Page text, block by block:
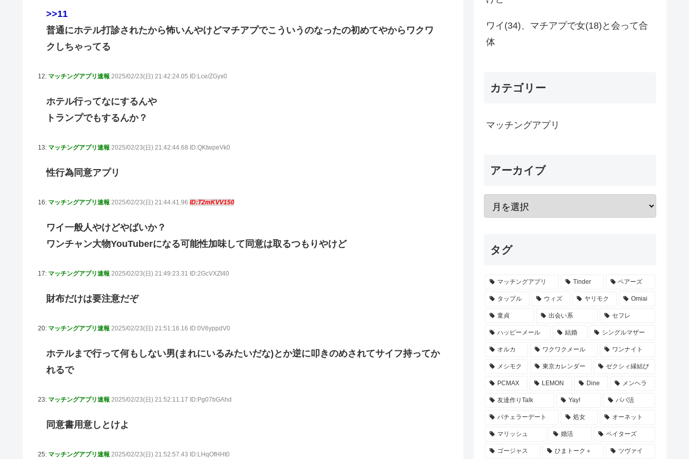
>>11
普通にホテル打診されたから怖いんやけどマチアプでこういうのなったの初めてやからワクワ
クしちゃってる
12: マッチングアプリ速報 2025/02/23(日) 21:42:24.05 ID:Lce/ZGyx0
ホテル行ってなにするんや
トランプでもするんか？
13: マッチングアプリ速報 2025/02/23(日) 21:42:44.68 ID:QKtwpeVk0
性行為同意アプリ
16: マッチングアプリ速報 2025/02/23(日) 21:44:41.96 ID:T2mKVV150
ワイ一般人やけどやばいか？
ワンチャン大物YouTuberになる可能性加味して同意は取るつもりやけど
17: マッチングアプリ速報 2025/02/23(日) 21:49:23.31 ID:2GcVXZt40
財布だけは要注意だぞ
20: マッチングアプリ速報 2025/02/23(日) 21:51:16.16 ID:0V6yppdV0
ホテルまで行って何もしない男(まれにいるみたいだな)とか逆に叩きのめされてサイフ持ってか
れるで
23: マッチングアプリ速報 2025/02/23(日) 21:52:11.17 ID:Pg07bGAhd
同意書用意しとけよ
25: マッチングアプリ速報 2025/02/23(日) 21:52:57.43 ID:LHqOfHHt0
ワイ(34)、マチアプで女(18)と会って合
体
カテゴリー
マッチングアプリ
アーカイブ
タグ
マッチングアプリ Tinder ペアーズ
タップル ウィズ ヤリモク Omiai
童貞 出会い系 セフレ
ハッピーメール 結婚 シングルマザー
オルカ ワクワクメール ワンナイト
メシモク 東京カレンダー ゼクシィ縁結び
PCMAX LEMON Dine メンヘラ
友達作りTalk Yay! パパ活
バチェラーデート 処女 オーネット
マリッシュ 婚活 ペイターズ
ゴージャス ひまトーク＋ ツヴァイ